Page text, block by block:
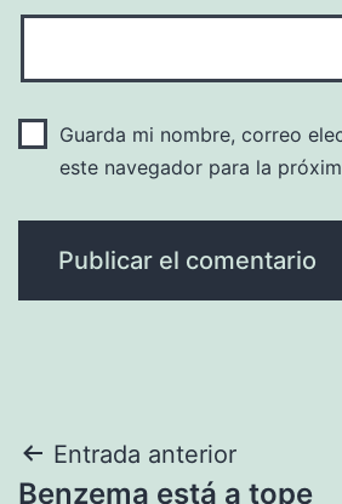
Guarda mi nombre, correo
este navegador para la
Navegación
Entrada anterior
Benzema está a tope